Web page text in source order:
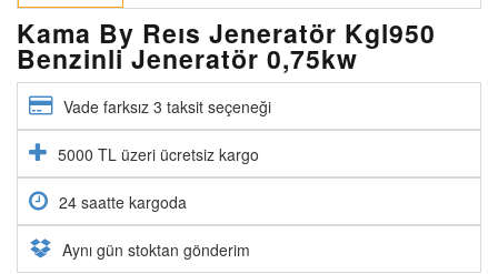
Kama By Reıs Jeneratör Kgl950
Benzinli Jeneratör 0,75kw
Vade farksız 3 taksit seçeneği
5000 TL üzeri ücretsiz kargo
24 saatte kargoda
Aynı gün stoktan gönderim